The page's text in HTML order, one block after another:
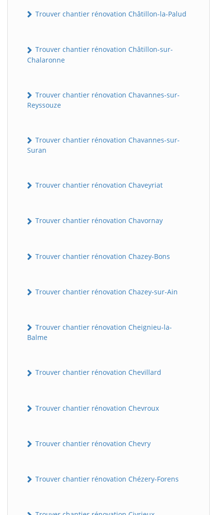
Trouver chantier rénovation Châtillon-la-Palud
Trouver chantier rénovation Châtillon-sur-
Chalaronne
Trouver chantier rénovation Chavannes-sur-
Reyssouze
Trouver chantier rénovation Chavannes-sur-
Suran
Trouver chantier rénovation Chaveyriat
Trouver chantier rénovation Chavornay
Trouver chantier rénovation Chazey-Bons
Trouver chantier rénovation Chazey-sur-Ain
Trouver chantier rénovation Cheignieu-la-
Balme
Trouver chantier rénovation Chevillard
Trouver chantier rénovation Chevroux
Trouver chantier rénovation Chevry
Trouver chantier rénovation Chézery-Forens
BatiWebPro